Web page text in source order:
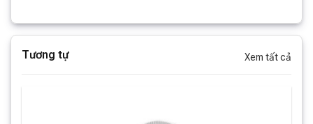
Tương tự Xem tất cả